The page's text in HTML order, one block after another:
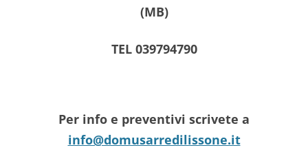
(MB)
TEL 039794790
Per info e preventivi scrivete a
info@domusarredilissone.it